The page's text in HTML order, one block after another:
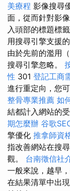
美療程 影像搜尋
面，從而針對影
入頭部的標題標
用搜尋引擎支援
由於先前的濫用
搜尋引擎忽略。
性 301 登記工商
進行重定向，您
整骨專業推薦 如
結都計入網站的
期怎麼辦 谷歌
擎優化 推拿師資
指改善網站在搜
觀。 台南徵信社
一般來說，越早
在結果清單中出